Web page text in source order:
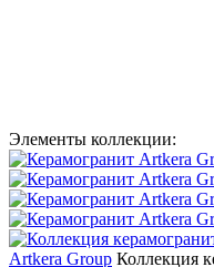
Элементы коллекции:
Artkera Group Коллекция